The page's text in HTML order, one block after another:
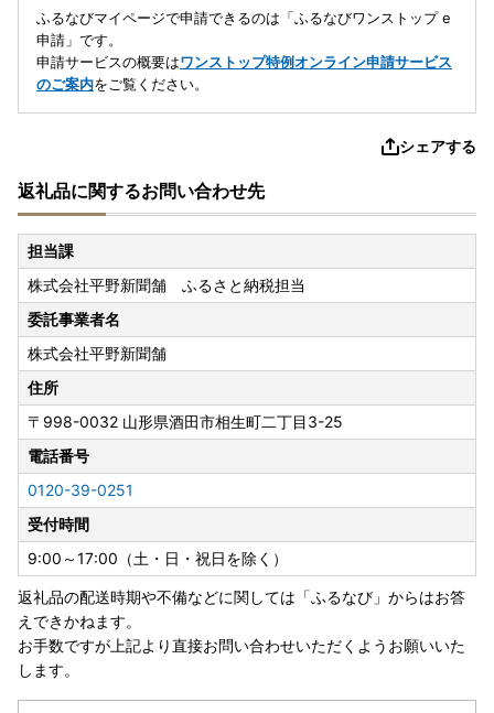
ふるなびマイページで申請できるのは「ふるなびワンストップ e
申請」です。
申請サービスの概要はワンストップ特例オンライン申請サービス
のご案内をご覧ください。
シェアする
返礼品に関するお問い合わせ先
担当課
株式会社平野新聞舗 ふるさと納税担当
委託事業者名
株式会社平野新聞舗
住所
〒998-0032 山形県酒田市相生町二丁目3-25
電話番号
0120-39-0251
受付時間
9:00～17:00（土・日・祝日を除く）
返礼品の配送時期や不備などに関しては「ふるなび」からはお答
えできかねます。
お手数ですが上記より直接お問い合わせいただくようお願いいた
します。